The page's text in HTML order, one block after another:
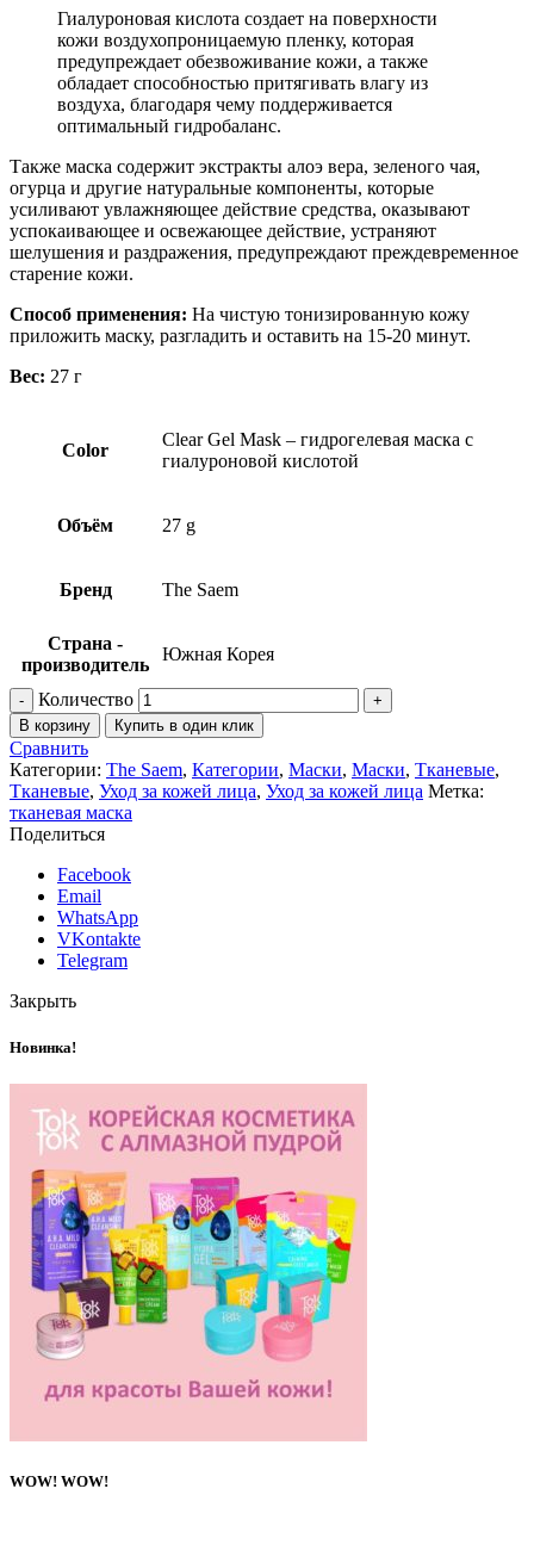
Гиалуроновая кислота создает на поверхности
кожи воздухопроницаемую пленку, которая
предупреждает обезвоживание кожи, а также
обладает способностью притягивать влагу из
воздуха, благодаря чему поддерживается
оптимальный гидробаланс.
Также маска содержит экстракты алоэ вера, зеленого чая,
огурца и другие натуральные компоненты, которые
усиливают увлажняющее действие средства, оказывают
успокаивающее и освежающее действие, устраняют
шелушения и раздражения, предупреждают преждевременное
старение кожи.
Способ применения: На чистую тонизированную кожу
приложить маску, разгладить и оставить на 15-20 минут.
Вес: 27 г
Color
Clear Gel Mask – гидрогелевая маска с
гиалуроновой кислотой
Объём 27 g
Бренд The Saem
Страна -
производитель
Южная Корея
Количество
В корзину Купить в один клик
Сравнить
Категории: The Saem, Категории, Маски, Маски, Тканевые,
Тканевые, Уход за кожей лица, Уход за кожей лица Метка:
тканевая маска
Поделиться
Facebook
Email
WhatsApp
VKontakte
Telegram
Закрыть
Новинка!
WOW! WOW!